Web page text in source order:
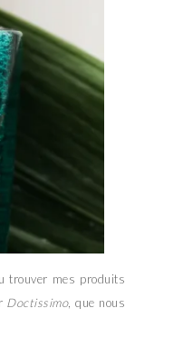
trouver mes produits
Doctissimo, que nous